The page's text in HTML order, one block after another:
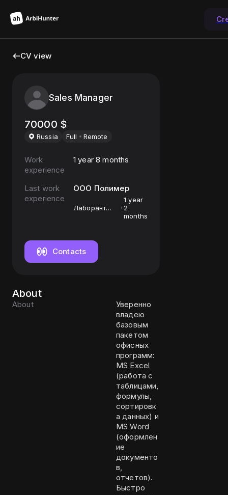
CV view
Sales Manager
70000 $
Russia Full Remote
Work
experience
1 year 8 months
Last work
experience
ООО Полимер
Лаборант
1 year
2
months
Contacts
About
About
Уверенно
владею
базовым
пакетом
офисных
программ:
MS Excel
(работа с
таблицами,
формулы,
сортировк
а данных) и
MS Word
(оформлен
ие
документо
в,
отчетов).
Быстро